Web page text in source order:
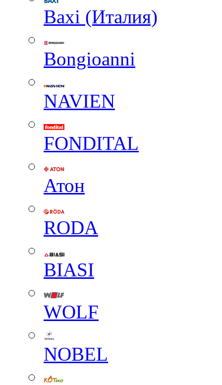
Baxi (Италия)
Вongioanni
NAVIEN
FONDITAL
Атон
RODA
BIASI
WOLF
NOBEL